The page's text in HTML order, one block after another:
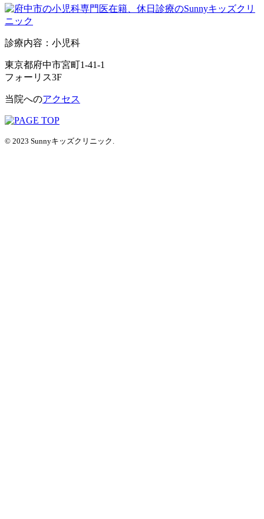
診療内容：小児科
東京都府中市宮町1-41-1
フォーリス3F
当院へのアクセス
© 2023 Sunnyキッズクリニック.